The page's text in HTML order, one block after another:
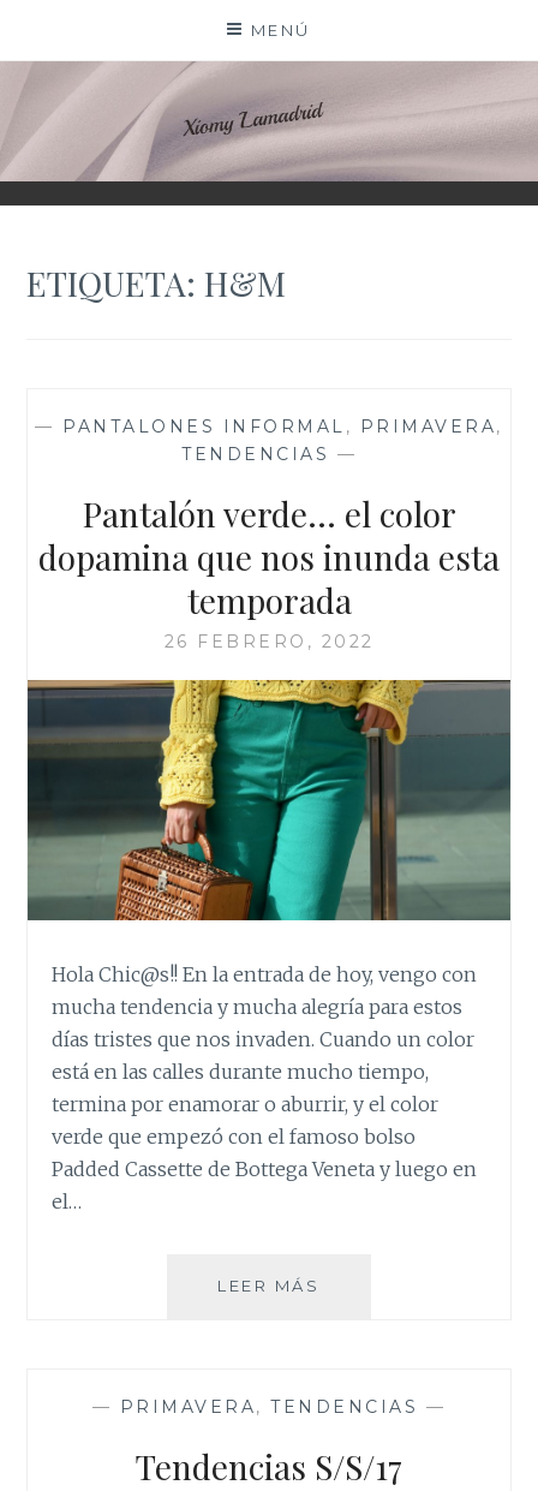
contenido
MENÚ
XIOMY LAMADRID
ETIQUETA:H&M
— PANTALONES INFORMAL , PRIMAVERA,
TENDENCIAS —
Pantalón verde… el color
dopamina que nos inunda esta
temporada
26 FEBRERO, 2022
Hola Chic@s!! En la entrada de hoy, vengo con
mucha tendencia y mucha alegría para estos
días tristes que nos invaden. Cuando un color
está en las calles durante mucho tiempo,
termina por enamorar o aburrir, y el color
verde que empezó con el famoso bolso
Padded Cassette de Bottega Veneta y luego en
el…
LEER MÁS
QUE
INUNDA
— PRIMAVERA,TENDENCIAS —
Tendencias S/S/17